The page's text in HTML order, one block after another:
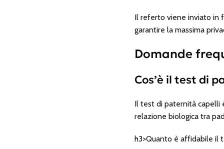
Il referto viene inviato in
garantire la massima
Domande
Cos’è il test di
Il test di paternità capelli
relazione biologica tra
h3>Quanto è affidabile il